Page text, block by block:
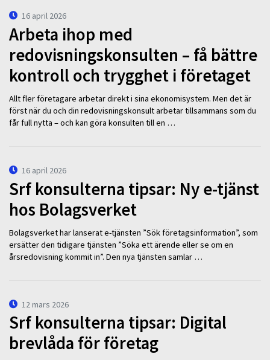
16 april 2026
Arbeta ihop med
redovisningskonsulten – få bättre
kontroll och trygghet i företaget
Allt fler företagare arbetar direkt i sina ekonomisystem. Men det är
först när du och din redovisningskonsult arbetar tillsammans som du
får full nytta – och kan göra konsulten till en …
16 april 2026
Srf konsulterna tipsar: Ny e-tjänst
hos Bolagsverket
Bolagsverket har lanserat e-tjänsten ”Sök företagsinformation”, som
ersätter den tidigare tjänsten ”Söka ett ärende eller se om en
årsredovisning kommit in”. Den nya tjänsten samlar …
12 mars 2026
Srf konsulterna tipsar: Digital
brevlåda för företag